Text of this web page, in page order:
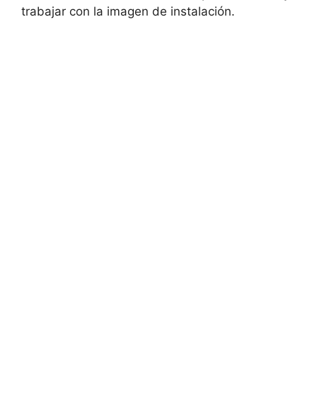
trabajar con la imagen de instalación.